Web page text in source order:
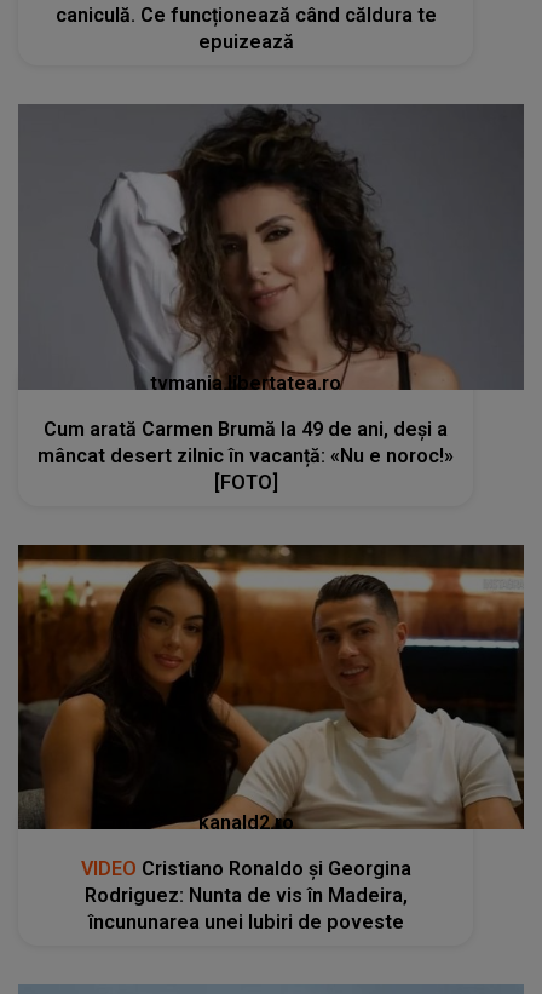
caniculă. Ce funcționează când căldura te
epuizează
tvmania.libertatea.ro
Cum arată Carmen Brumă la 49 de ani, deși a
mâncat desert zilnic în vacanță: «Nu e noroc!»
[FOTO]
kanald2.ro
VIDEO Cristiano Ronaldo și Georgina
Rodriguez: Nunta de vis în Madeira,
încununarea unei Iubiri de poveste